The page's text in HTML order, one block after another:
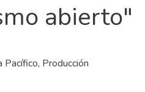
abierto"
Pacífico, Producción